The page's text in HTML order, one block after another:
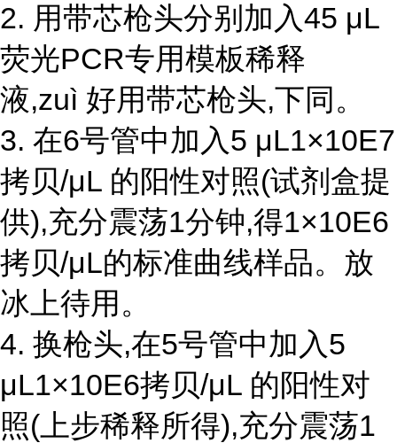
2. 用带芯枪头分别加入45 μL
荧光PCR专用模板稀释
液,zuì 好用带芯枪头,下同。
3. 在6号管中加入5 μL1×10E7
拷贝/μL 的阳性对照(试剂盒提
供),充分震荡1分钟,得1×10E6
拷贝/μL的标准曲线样品。放
冰上待用。
4. 换枪头,在5号管中加入5
μL1×10E6拷贝/μL 的阳性对
照(上步稀释所得),充分震荡1